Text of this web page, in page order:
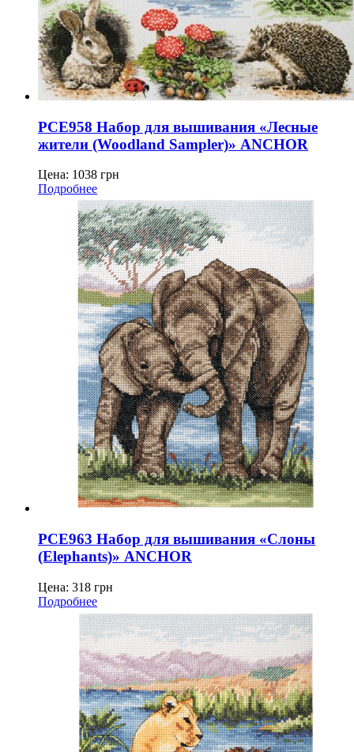
PCE958 Набор для вышивания «Лесные
жители (Woodland Sampler)» ANCHOR
Цена: 1038 грн
Подробнее
PCE963 Набор для вышивания «Слоны
(Elephants)» ANCHOR
Цена: 318 грн
Подробнее